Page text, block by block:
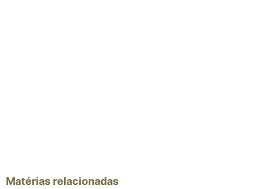
Matérias relacionadas